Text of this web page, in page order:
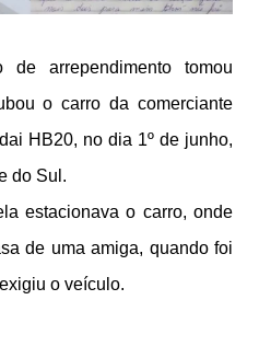
de arrependimento tomou
o carro da comerciante
HB20, no dia 1º de junho,
do Sul.
estacionava o carro, onde
de uma amiga, quando foi
o veículo.